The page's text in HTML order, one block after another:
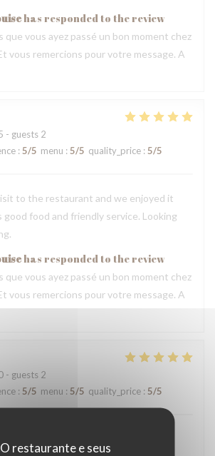
O restaurante e seus
has responded to the review
que vous ayez passé un bon moment chez
vous remercions pour votre message. A
- guests 2
: 5/5 menu : 5/5 quality_price : 5/5
to the restaurant and we enjoyed it
good food and friendly service. Looking
has responded to the review
que vous ayez passé un bon moment chez
vous remercions pour votre message. A
- guests 2
: 5/5 menu : 5/5 quality_price : 5/5
and experience here. The staff were